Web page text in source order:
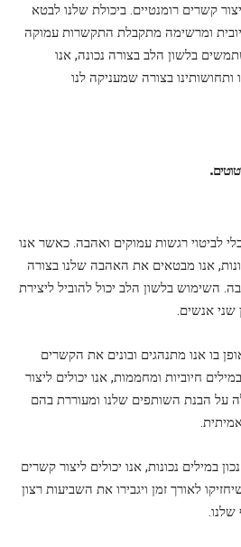
קשרים רומנטיים. ביכולת שלנו לבטא
ומרשימה מתקבלת התקשרות עמוקה
בלשון הלב בצורה נכונה, אנו
ותחושותינו בצורה שמעניקה לנו
לביטוי רגשות עמוקים ואהבה. כאשר אנו
אנו מבטאים את האהבה שלנו בצורה
השימוש בלשון הלב יכול להוביל ליצירת
שני אנשים.
בו אנו מתנהגים ובונים את הקשרים
חיוביות ומחממות, אנו יכולים ליצור
על הבנת השותפים שלנו ומעוררת בהם
במילים נכונות, אנו יכולים ליצור קשרים
לאורך זמן ויגבירו את השביעות רצון
שלנו.